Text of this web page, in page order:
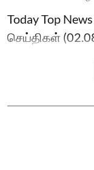
Today Top
செய்திகள்